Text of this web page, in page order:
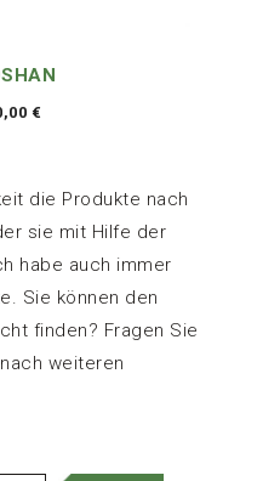
€
die Produkte nach
sie mit Hilfe der
habe auch immer
Sie können den
finden? Fragen Sie
weiteren